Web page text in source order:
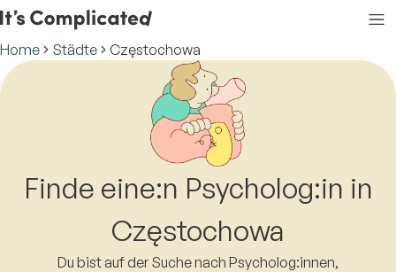
Home Städte Częstochowa
Finde eine:n Psycholog:in in
Częstochowa
Du bist auf der Suche nach Psycholog:innen,